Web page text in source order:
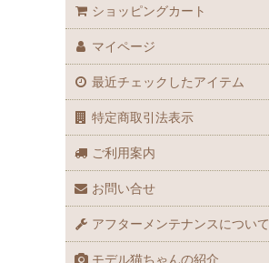
ショッピングカート
マイページ
最近チェックしたアイテム
特定商取引法表示
ご利用案内
お問い合せ
アフターメンテナンスについて
モデル猫ちゃんの紹介